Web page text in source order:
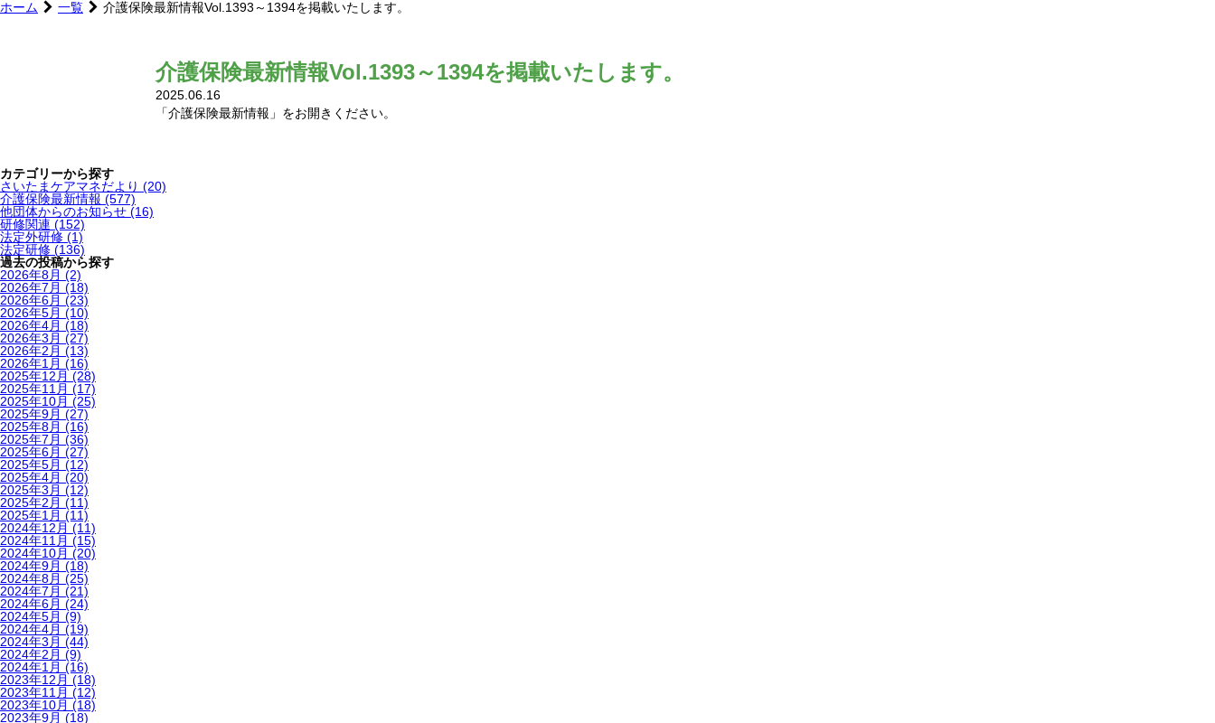
ホーム 一覧 介護保険最新情報Vol.1393～1394を掲載いたします。
介護保険最新情報Vol.1393～1394を掲載いたします。
2025.06.16
「介護保険最新情報」をお開きください。
カテゴリーから探す
さいたまケアマネだより (20)
介護保険最新情報 (577)
他団体からのお知らせ (16)
研修関連 (152)
法定外研修 (1)
法定研修 (136)
過去の投稿から探す
2026年8月 (2)
2026年7月 (18)
2026年6月 (23)
2026年5月 (10)
2026年4月 (18)
2026年3月 (27)
2026年2月 (13)
2026年1月 (16)
2025年12月 (28)
2025年11月 (17)
2025年10月 (25)
2025年9月 (27)
2025年8月 (16)
2025年7月 (36)
2025年6月 (27)
2025年5月 (12)
2025年4月 (20)
2025年3月 (12)
2025年2月 (11)
2025年1月 (11)
2024年12月 (11)
2024年11月 (15)
2024年10月 (20)
2024年9月 (18)
2024年8月 (25)
2024年7月 (21)
2024年6月 (24)
2024年5月 (9)
2024年4月 (19)
2024年3月 (44)
2024年2月 (9)
2024年1月 (16)
2023年12月 (18)
2023年11月 (12)
2023年10月 (18)
2023年9月 (18)